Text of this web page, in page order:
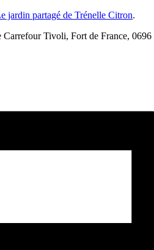
jardin partagé de Trénelle Citron.
Tivoli, Fort de France, 0696